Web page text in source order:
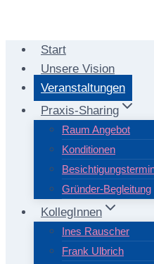
Start
Unsere Vision
Veranstaltungen
Praxis-Sharing
Raum Angebot
Konditionen
Gründer-Begleitung
KollegInnen
Ines Rauscher
Frank Ulbrich